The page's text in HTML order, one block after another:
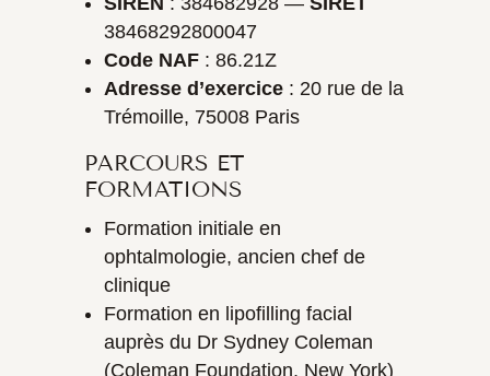
38468292800047
Code NAF: 86.21Z
Adresse d’exercice: 20 rue de la
Trémoille, 75008 Paris
PARCOURS ET
FORMATIONS
Formation initiale en
ophtalmologie, ancien chef de
clinique
Formation en lipofilling facial
auprès du Dr Sydney Coleman
(Coleman Foundation, New York)